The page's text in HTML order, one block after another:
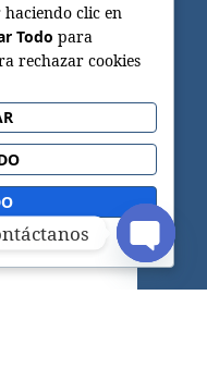
clic en
Todo para
rechazar cookies
OPEN